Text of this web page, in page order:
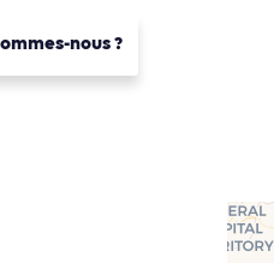
nous ?